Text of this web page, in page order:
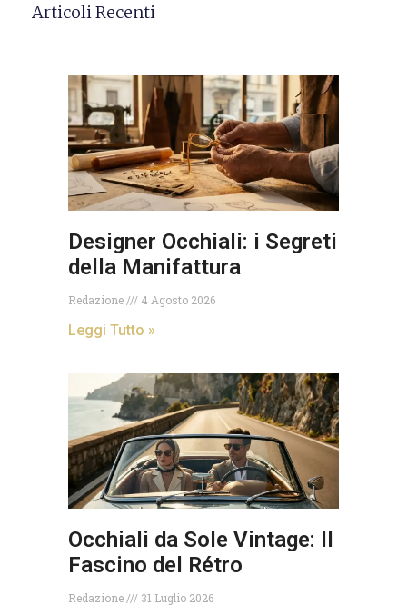
Articoli Recenti
Designer Occhiali: i Segreti
della Manifattura
Redazione 4 Agosto 2026
Leggi Tutto »
Occhiali da Sole Vintage: Il
Fascino del Rétro
Redazione 31 Luglio 2026